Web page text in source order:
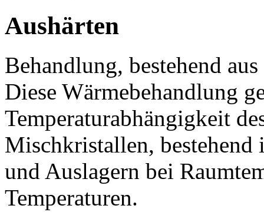
Aushärten
Behandlung, bestehend
Diese Wärmebehandlung
Temperaturabhängigkeit
Mischkristallen, bestehend
und Auslagern bei
Temperaturen.